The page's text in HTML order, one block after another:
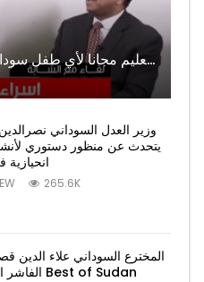
BEST OF SUDAN اسراء أمير أشهر شابة سودانية ببريطانيا تحلم بان يكون التعليم مجانا لأي طفل سوداني
وزير العدل السوداني
يتحدث عن منظور دستوري
265.6K
المخترع السوداني علاء الدين
الفاشر الي بريطانيا Best of Sudan